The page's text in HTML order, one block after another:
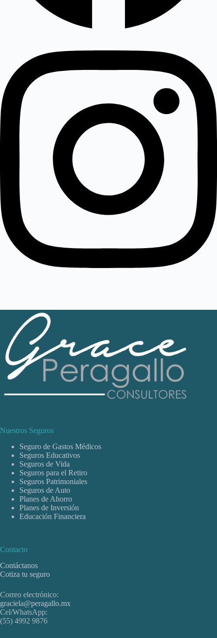
Nuestros Seguros
Seguro de Gastos Médicos
Seguros Educativos
Seguros de Vida
Seguros para el Retiro
Seguros Patrimoniales
Seguros de Auto
Planes de Ahorro
Planes de Inversión
Educación Financiera
Contacto
Contáctanos
Cotiza tu seguro
Correo electrónico:
graciela@peragallo.mx
Cel/WhatsApp:
(55) 4992 9876